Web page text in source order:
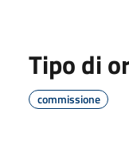
Tipo di
commissione